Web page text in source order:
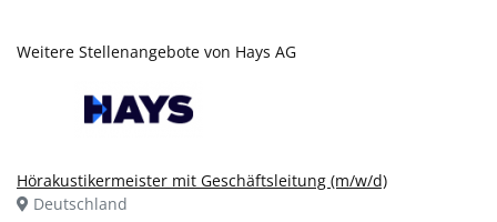
Weitere Stellenangebote von Hays AG
Hörakustikermeister mit Geschäftsleitung (m/w/d)
Deutschland